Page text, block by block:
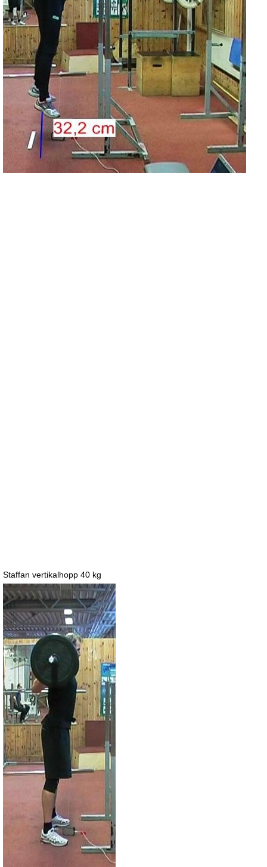
Staffan vertikalhopp 40 kg